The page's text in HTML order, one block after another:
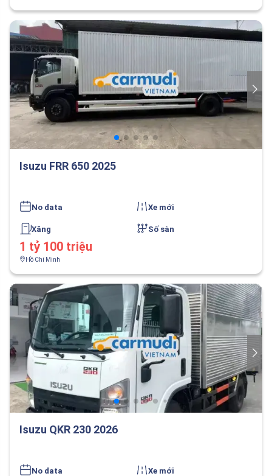
Isuzu FRR 650 2025
No data Xe mới
Xăng Số sàn
1 tỷ 100 triệu
Hồ Chí Minh
Isuzu QKR 230 2026
No data Xe mới